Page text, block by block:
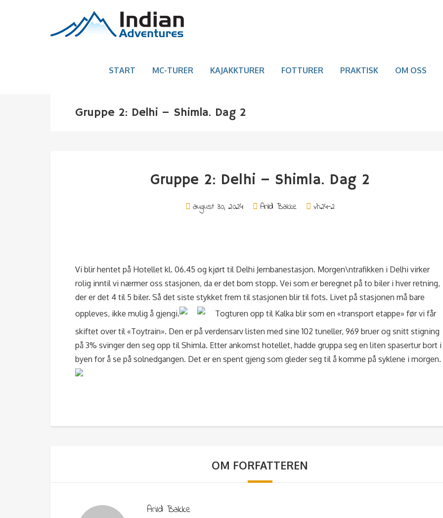
START MC-TURER KAJAKKTURER FOTTURER PRAKTISK OM OSS
Gruppe 2: Delhi – Shimla. Dag 2
Gruppe 2: Delhi – Shimla. Dag 2
august 30, 2024 Arild Bakke vh24-2
Vi blir hentet på Hotellet kl. 06.45 og kjørt til Delhi Jernbanestasjon. Morgen\ntrafikken i Delhi virker
rolig inntil vi nærmer oss stasjonen, da er det bom stopp. Vei som er beregnet på to biler i hver retning,
der er det 4 til 5 biler. Så det siste stykket frem til stasjonen blir til fots. Livet på stasjonen må bare
oppleves, ikke mulig å gjengi.
Togturen opp til Kalka blir som en «transport etappe» før vi får
skiftet over til «Toytrain». Den er på verdensarv listen med sine 102 tuneller, 969 bruer og snitt stigning
på 3% svinger den seg opp til Shimla. Etter ankomst hotellet, hadde gruppa seg en liten spasertur bort i
byen for å se på solnedgangen. Det er en spent gjeng som gleder seg til å komme på syklene i morgen.
OM FORFATTEREN
Arild Bakke